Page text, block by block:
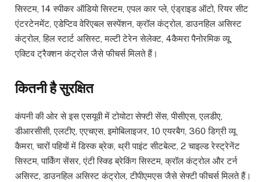
सिस्‍टम, 14 स्‍पीकर ऑडियो‍ सिस्‍टम, एपल कार प्‍ले, एंड्राइड ऑटो, रियर सीट
एंटरटेनमेंट, एडेप्टिव वेरिएबल सस्‍पेंशन, क्रॉल कंट्रोल, डाउनहिल असिस्‍ट
कंंट्रोल, हिल स्‍टार्ट असिस्‍ट, मल्‍टी टेरेन सेलेक्‍ट, 4कैमरा पैनोरमिक व्‍यू,
एक्टिव ट्रैक्‍शन कंट्रोल जैसे फीचर्स मिलते हैं।
कितनी है सुरक्षित
कंपनी की ओर से इस एसयूवी में टोयोटा सेफ्टी सेंस, पीसीएस, एलडीए,
डीआरसीसी, एलटीए, एएचएस, इमोबिलाइजर, 10 एयरबैग, 360 डिग्री व्‍यू
कैमरा, चारों पहियों में डिस्‍क ब्रेक, थ्री पाइंट सीटबेल्‍ट, 2 चाइल्‍ड रेस्‍ट्रेनेंट
सिस्‍टम, पार्किंग सेंसर, एंटी स्क्डि ब्रेकिंग सिस्‍टम, क्रॉल कंट्रोल और टर्न
असिस्‍ट, डाउनहिल असिस्‍ट कंट्रोल, टीपीएमएस जैसे सेफ्टी फीचर्स मिलते हैं।